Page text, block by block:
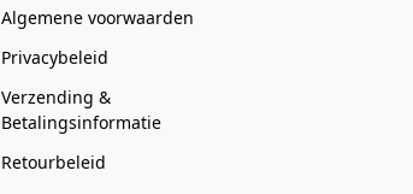
Algemene voorwaarden
Privacybeleid
Verzending &
Betalingsinformatie
Retourbeleid